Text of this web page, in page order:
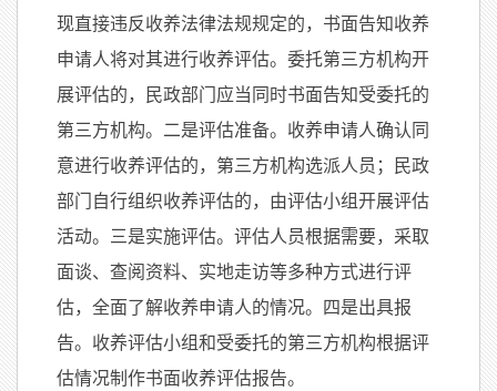
现直接违反收养法律法规规定的，书面告知收养
申请人将对其进行收养评估。委托第三方机构开
展评估的，民政部门应当同时书面告知受委托的
第三方机构。二是评估准备。收养申请人确认同
意进行收养评估的，第三方机构选派人员；民政
部门自行组织收养评估的，由评估小组开展评估
活动。三是实施评估。评估人员根据需要，采取
面谈、查阅资料、实地走访等多种方式进行评
估，全面了解收养申请人的情况。四是出具报
告。收养评估小组和受委托的第三方机构根据评
估情况制作书面收养评估报告。